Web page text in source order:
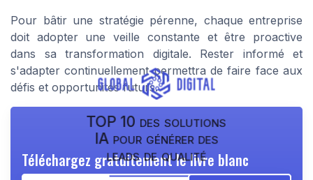
Pour bâtir une stratégie pérenne, chaque entreprise
doit adopter une veille constante et être proactive
dans sa transformation digitale. Rester informé et
s'adapter continuellement permettra de faire face aux
défis et opportunités futurs.
TOP 10 des solutions
IA pour générer des
leads de qualité
Téléchargez gratuitement le livre blanc